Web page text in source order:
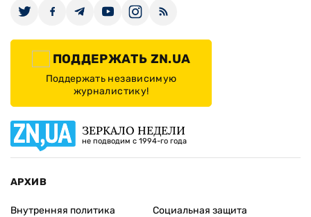
ПОДДЕРЖАТЬ ZN.UA
Поддержать независимую
журналистику!
ЗЕРКАЛО НЕДЕЛИ
не подводим с 1994-го года
АРХИВ
Внутренняя политика
Социальная защита